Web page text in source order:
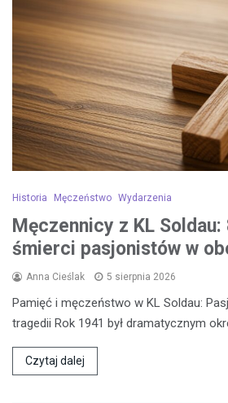
Historia Męczeństwo Wydarzenia
Męczennicy z KL
śmierci pasjonistów w
Anna Cieślak 5 sierpnia 2026
Pamięć i męczeństwo w KL Soldau:
tragedii Rok 1941 był dramatycznym
Czytaj dalej